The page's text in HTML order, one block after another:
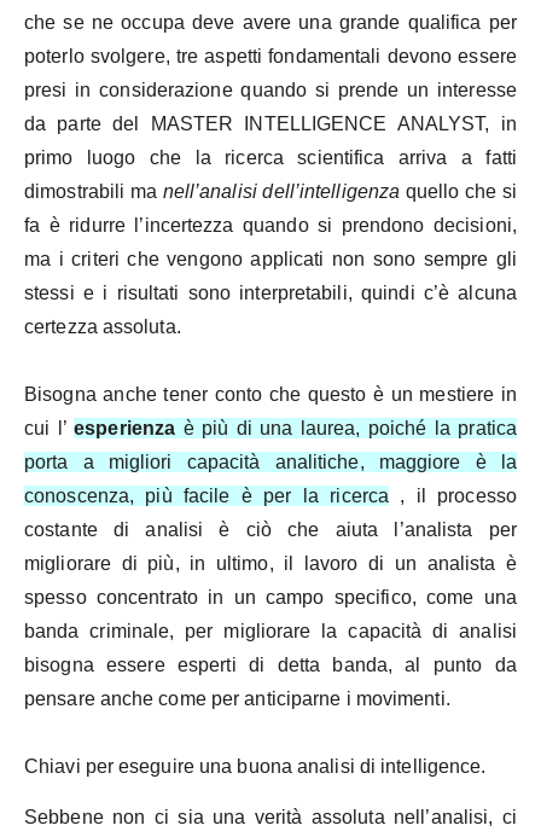
che se ne occupa deve avere una grande qualifica per
poterlo svolgere, tre aspetti fondamentali devono essere
presi in considerazione quando si prende un interesse
da parte del MASTER INTELLIGENCE ANALYST, in
primo luogo che la ricerca scientifica arriva a fatti
dimostrabili ma nell’analisi dell’intelligenza quello che si
fa è ridurre l’incertezza quando si prendono decisioni,
ma i criteri che vengono applicati non sono sempre gli
stessi e i risultati sono interpretabili, quindi c’è alcuna
certezza assoluta.
Bisogna anche tener conto che questo è un mestiere in
cui l’esperienza è più di una laurea, poiché la pratica
porta a migliori capacità analitiche, maggiore è la
conoscenza, più facile è per la ricerca , il processo
costante di analisi è ciò che aiuta l’analista per
migliorare di più, in ultimo, il lavoro di un analista è
spesso concentrato in un campo specifico, come una
banda criminale, per migliorare la capacità di analisi
bisogna essere esperti di detta banda, al punto da
pensare anche come per anticiparne i movimenti.
Chiavi per eseguire una buona analisi di intelligence.
Sebbene non ci sia una verità assoluta nell’analisi, ci